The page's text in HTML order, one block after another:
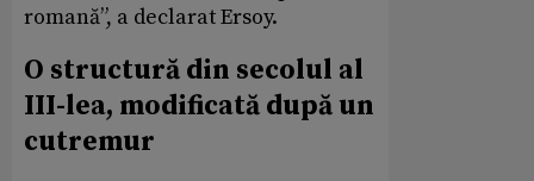
romană”, a declarat Ersoy.
O structură din secolul al
III-lea, modificată după un
cutremur